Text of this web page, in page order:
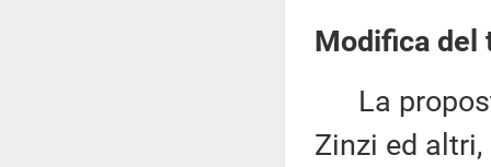
Modifica del
La
Zinzi ed